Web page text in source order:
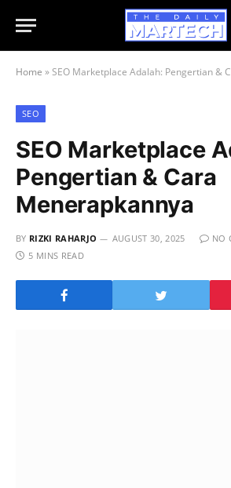
Home »SEO Marketplace Adalah: Pengertian &
SEO
SEO Marketplace
Pengertian & Cara
Menerapkannya
BY RIZKI RAHARJO AUGUST 30, 2025
NO
5 MINS READ